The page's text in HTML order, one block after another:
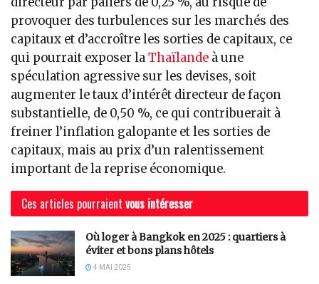
provoquer des turbulences sur les marchés des
capitaux et d’accroître les sorties de capitaux, ce
qui pourrait exposer laThaïlande à une
spéculation agressive sur les devises, soit
augmenter le taux d’intérêt directeur de façon
substantielle, de 0,50 %, ce qui contribuerait à
freiner l’inflation galopante et les sorties de
capitaux, mais au prix d’un ralentissement
important de la reprise économique.
Ces articles pourraient vous intéresser
Où loger à Bangkok en 2025 : quartiers à
éviter et bons plans hôtels
4 MAI 2025